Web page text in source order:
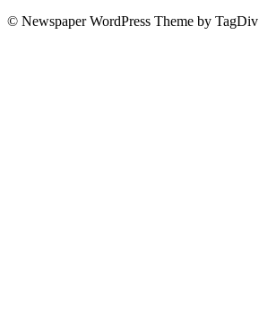
© Newspaper WordPress Theme by TagDiv